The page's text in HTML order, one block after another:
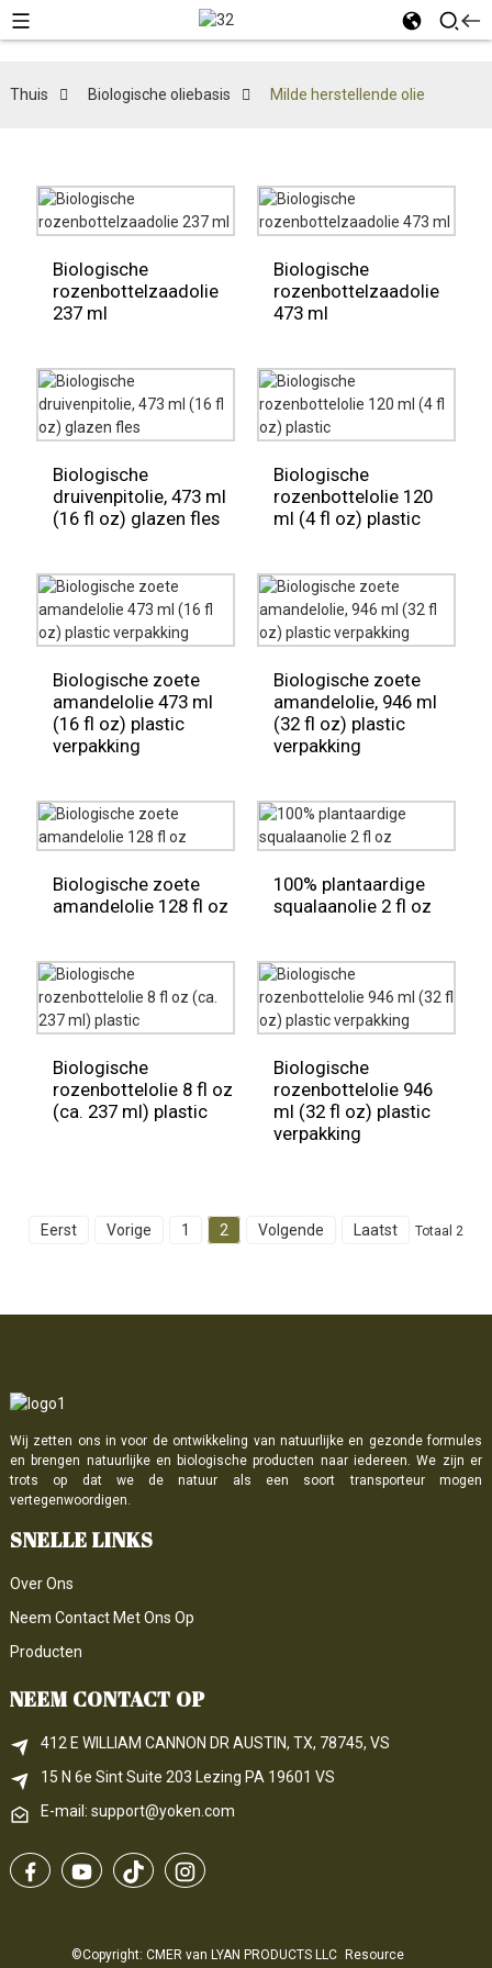
Thuis Biologische oliebasis Milde herstellende olie
Biologische
rozenbottelzaadolie
237 ml
Biologische
rozenbottelzaadolie
473 ml
Biologische
druivenpitolie, 473 ml
(16 fl oz) glazen fles
Biologische
rozenbottelolie 120
ml (4 fl oz) plastic
Biologische zoete
amandelolie 473 ml
(16 fl oz) plastic
verpakking
Biologische zoete
amandelolie, 946 ml
(32 fl oz) plastic
verpakking
Biologische zoete
amandelolie 128 fl oz
100% plantaardige
squalaanolie 2 fl oz
Biologische
rozenbottelolie 8 fl oz
(ca. 237 ml) plastic
Biologische
rozenbottelolie 946
ml (32 fl oz) plastic
verpakking
Eerst Vorige 1 2 Volgende Laatst Totaal 2
Wij zetten ons in voor de ontwikkeling van natuurlijke en gezonde formules
en brengen natuurlijke en biologische producten naar iedereen. We zijn er
trots op dat we de natuur als een soort transporteur mogen
vertegenwoordigen.
SNELLE LINKS
Over Ons
Neem Contact Met Ons Op
Producten
NEEM CONTACT OP
412 E WILLIAM CANNON DR AUSTIN, TX, 78745, VS
15 N 6e Sint Suite 203 Lezing PA 19601 VS
E-mail: support@yoken.com
©Copyright: CMER van LYAN PRODUCTS LLC Resource